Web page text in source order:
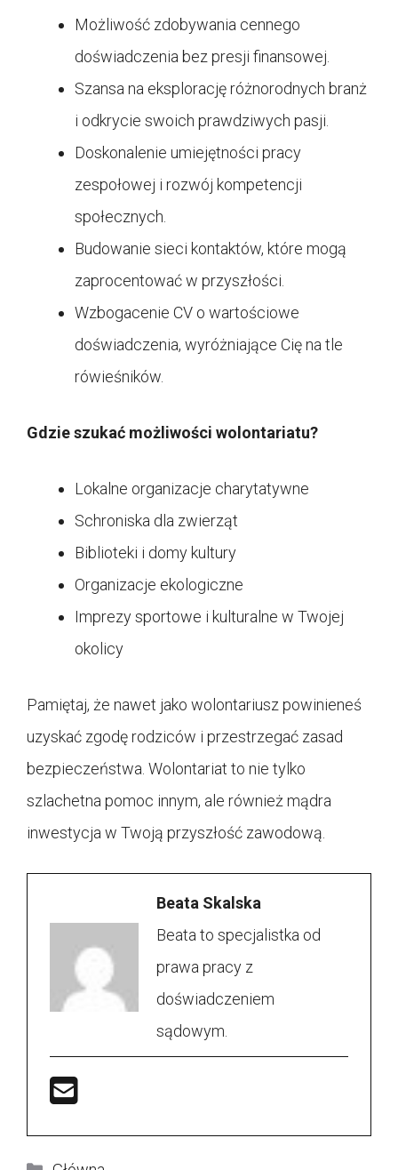
Możliwość zdobywania cennego
doświadczenia bez presji finansowej.
Szansa na eksplorację różnorodnych branż
i odkrycie swoich prawdziwych pasji.
Doskonalenie umiejętności pracy
zespołowej i rozwój kompetencji
społecznych.
Budowanie sieci kontaktów, które mogą
zaprocentować w przyszłości.
Wzbogacenie CV o wartościowe
doświadczenia, wyróżniające Cię na tle
rówieśników.
Gdzie szukać możliwości wolontariatu?
Lokalne organizacje charytatywne
Schroniska dla zwierząt
Biblioteki i domy kultury
Organizacje ekologiczne
Imprezy sportowe i kulturalne w Twojej
okolicy
Pamiętaj, że nawet jako wolontariusz powinieneś
uzyskać zgodę rodziców i przestrzegać zasad
bezpieczeństwa. Wolontariat to nie tylko
szlachetna pomoc innym, ale również mądra
inwestycja w Twoją przyszłość zawodową.
Beata Skalska
Beata to specjalistka od
prawa pracy z
doświadczeniem
sądowym.